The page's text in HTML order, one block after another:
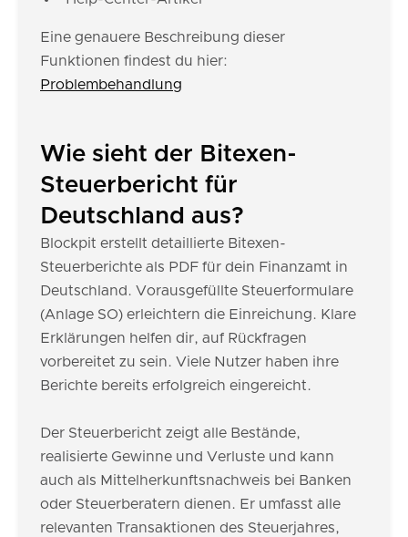
Eine genauere Beschreibung dieser
Funktionen findest du hier:
Problembehandlung
Wie sieht der Bitexen-
Steuerbericht für
Deutschland aus?
Blockpit erstellt detaillierte Bitexen-
Steuerberichte als PDF für dein Finanzamt in
Deutschland. Vorausgefüllte Steuerformulare
(Anlage SO) erleichtern die Einreichung. Klare
Erklärungen helfen dir, auf Rückfragen
vorbereitet zu sein. Viele Nutzer haben ihre
Berichte bereits erfolgreich eingereicht.
Der Steuerbericht zeigt alle Bestände,
realisierte Gewinne und Verluste und kann
auch als Mittelherkunftsnachweis bei Banken
oder Steuerberatern dienen. Er umfasst alle
relevanten Transaktionen des Steuerjahres,